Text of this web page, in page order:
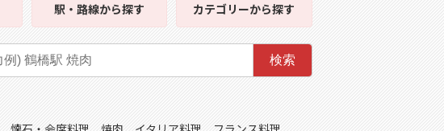
駅・路線から探す カテゴリーから探す
検索